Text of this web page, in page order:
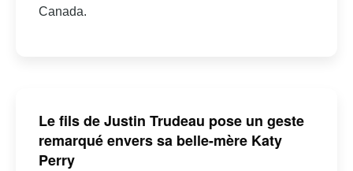
Canada.
Le fils de Justin Trudeau pose un geste
remarqué envers sa belle-mère Katy
Perry